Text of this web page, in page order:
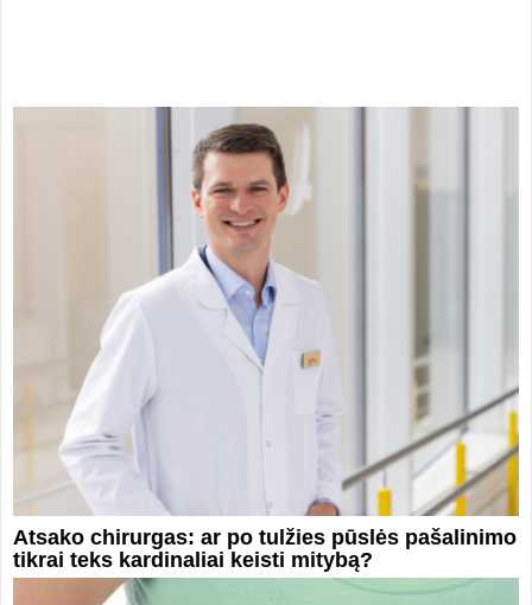
Atsako chirurgas: ar po tulžies pūslės pašalinimo
tikrai teks kardinaliai keisti mitybą?